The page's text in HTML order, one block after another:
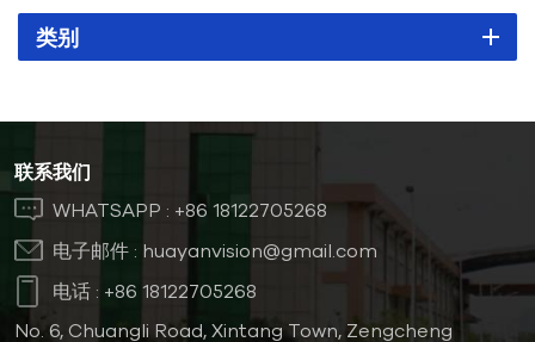
瓶中的微小缺陷、可见异
物和外观缺陷。检测原理
陷，并对缺陷产品进行分
类别
联系我们
WHATSAPP : +86 18122705268
电子邮件 : huayanvision@gmail.com
电话 : +86 18122705268
No. 6, Chuangli Road, Xintang Town, Zengcheng